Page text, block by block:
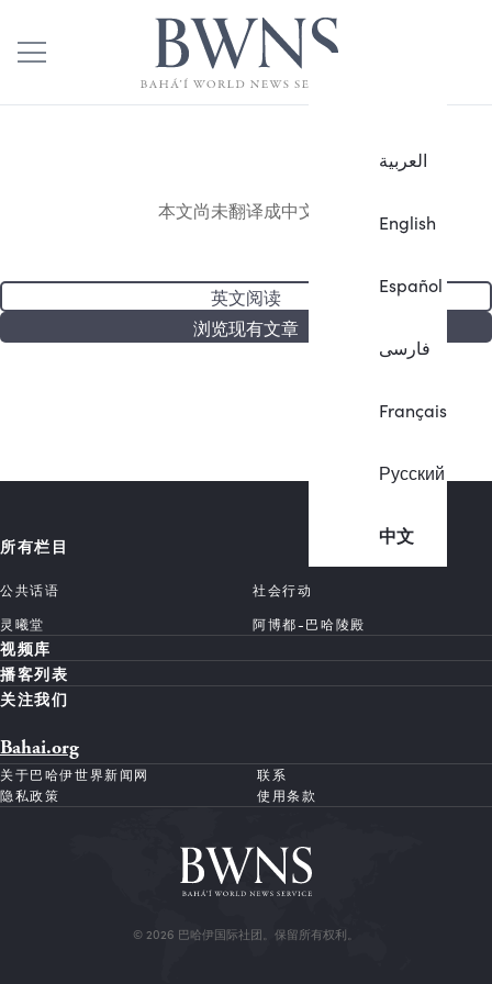
العربية
English
Español
فارسی
Français
Русский
中文
本文尚未翻译成中文。
英文阅读
浏览现有文章
所有栏目
公共话语
社会行动
灵曦堂
阿博都-巴哈陵殿
视频库
播客列表
关注我们
Bahai.org
关于巴哈伊世界新闻网
联系
隐私政策
使用条款
© 2026 巴哈伊国际社团。保留所有权利。